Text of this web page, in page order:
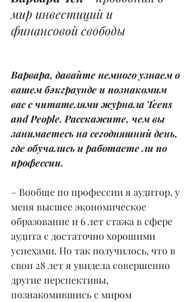
мир инвестиций и
финансовой свободы
Варвара, давайте немного узнаем о
вашем бэкграунде и познакомим
вас с читателями журнала Teens
and People. Расскажите, чем вы
занимаетесь на сегодняшний день,
где обучались и работаете ли по
профессии.
– Вообще по профессии я аудитор, у
меня высшее экономическое
образование и 6 лет стажа в сфере
аудита с достаточно хорошими
успехами. Но так получилось, что в
свои 28 лет я увидела совершенно
другие перспективы,
познакомившись с миром